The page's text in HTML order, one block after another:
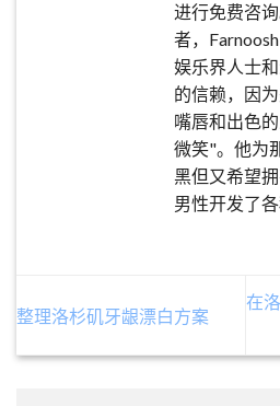
进行免费咨
者，
娱乐界人士
的信赖，因
嘴唇和出色
微笑"。他为
黑但又希望
男性开发了各
整理洛杉矶牙龈漂白方案
在